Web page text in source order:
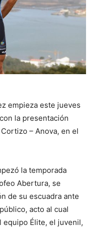
empieza este jueves
la presentación
– Anova, en el
la temporada
Abertura, se
de su escuadra ante
acto al cual
Élite, el juvenil,